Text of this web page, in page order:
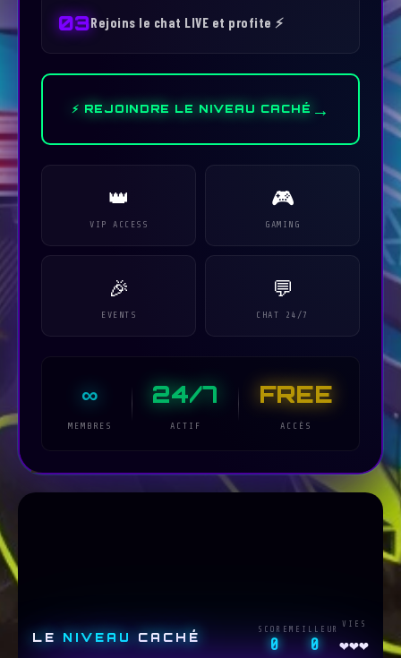
03Rejoins le chat LIVE et profite ⚡
⚡ REJOINDRE LE NIVEAU CACHÉ →
👑
VIP ACCESS
🎮
GAMING
🎉
EVENTS
💬
CHAT 24/7
∞
MEMBRES
24/7
ACTIF
FREE
ACCÈS
LE NIVEAU CACHÉ
SCORE
0
MEILLEUR
0
VIES
❤️❤️❤️